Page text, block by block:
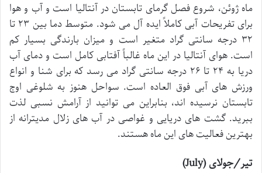
ماه ژوئن، شروع فصل گرمای تابستان در آنتالیا است و آب و هوا
برای تفریحات آبی کاملاً ایده آل می شود. متوسط دما بین ۲۳ تا
۳۲ درجه سانتی گراد متغیر است و میزان بارندگی بسیار کم
است. هوای آنتالیا در این ماه غالباً آفتابی کامل است و دمای آب
دریا به ۲۴ تا ۲۶ درجه سانتی گراد می رسد که برای شنا و انواع
ورزش های آبی فوق العاده است. سواحل هنوز به شلوغی اوج
تابستان نرسیده اند، بنابراین می توانید از آرامش نسبی لذت
ببرید. گشت های دریایی و غواصی در آب های زلال مدیترانه از
بهترین فعالیت های این ماه هستند.
تیر/جولای (July)